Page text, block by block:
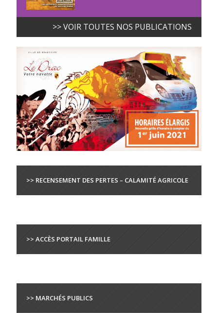
>> VOIR TOUTES NOS PUBLICATIONS
>> RECENSEMENT DES PERTES – CALAMITÉ AGRICOLE
>> ACCÈS PORTAIL FAMILLE
>> MARCHÉS PUBLICS